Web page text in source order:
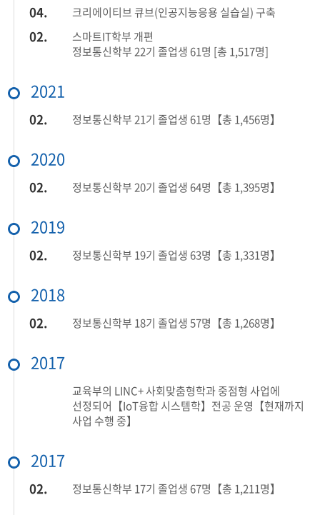
04. 크리에이티브 큐브(인공지능응용 실습실) 구축
02.
스마트IT학부 개편
정보통신학부 22기 졸업생 61명 [총 1,517명]
2021
02. 정보통신학부 21기 졸업생 61명【총 1,456명】
2020
02. 정보통신학부 20기 졸업생 64명【총 1,395명】
2019
02. 정보통신학부 19기 졸업생 63명【총 1,331명】
2018
02. 정보통신학부 18기 졸업생 57명【총 1,268명】
2017
교육부의 LINC+ 사회맞춤형학과 중점형 사업에
선정되어【IoT융합 시스템학】전공 운영【현재까지
사업 수행 중】
2017
02. 정보통신학부 17기 졸업생 67명【총 1,211명】